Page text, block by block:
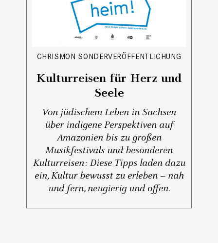
CHRISMON SONDERVERÖFFENTLICHUNG
Kulturreisen für Herz und
Seele
Von jüdischem Leben in Sachsen
über indigene Perspektiven auf
Amazonien bis zu großen
Musikfestivals und besonderen
Kulturreisen: Diese Tipps laden dazu
ein, Kultur bewusst zu erleben – nah
und fern, neugierig und offen.